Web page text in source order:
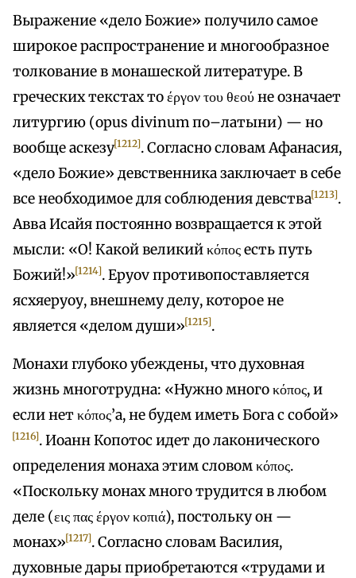
Выражение «дело Божие» получило самое
широкое распространение и многообразное
толкование в монашеской литературе. В
греческих текстах то έργον του θεού не означает
литургию (opus divinum по–латыни) — но
вообще аскезу[1212]. Согласно словам Афанасия,
«дело Божие» девственника заключает в себе
все необходимое для соблюдения девства[1213].
Авва Исайя постоянно возвращается к этой
мысли: «О! Какой великий κόπος есть путь
Божий!»[1214]. Epyov противопоставляется
ясхяеруоу, внешнему делу, которое не
является «делом души»[1215].
Монахи глубоко убеждены, что духовная
жизнь многотрудна: «Нужно много κόπος, и
если нет κόπος’а, не будем иметь Бога с собой»
[1216]. Иоанн Копотос идет до лаконического
определения монаха этим словом κόπος.
«Поскольку монах много трудится в любом
деле (εις πας έργον κοπιά), постольку он —
монах»[1217]. Согласно словам Василия,
духовные дары приобретаются «трудами и